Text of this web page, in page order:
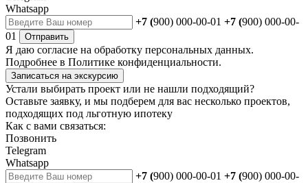
Whatsapp
+7 (900) 000-00-01 +7 (900) 000-00-
01
Отправить
Я даю согласие на обработку персональных данных.
Подробнее в Политике конфиденциальности.
Записаться на экскурсию
Устали выбирать проект или не нашли подходящий?
Оставьте заявку, и мы подберем для вас несколько проектов,
подходящих под льготную ипотеку
Как с вами связаться:
Позвонить
Telegram
Whatsapp
+7 (900) 000-00-01 +7 (900) 000-00-